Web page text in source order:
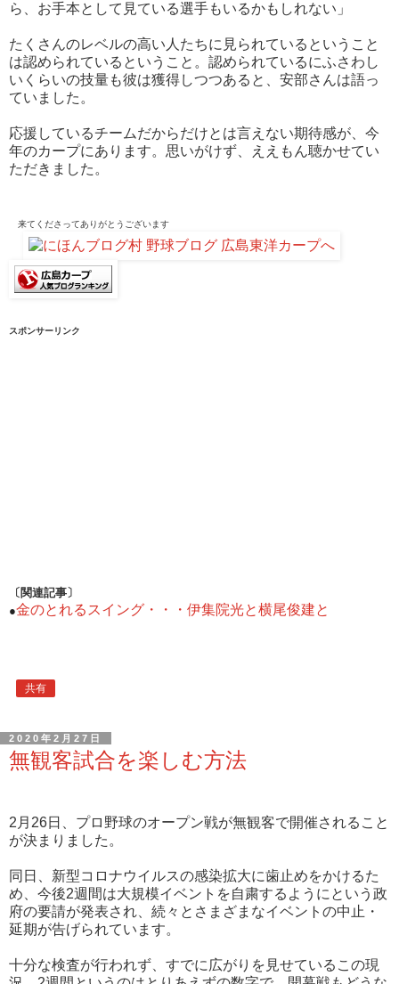
ら、お手本として見ている選手もいるかもしれない」
たくさんのレベルの高い人たちに見られているということ
は認められているということ。認められているにふさわし
いくらいの技量も彼は獲得しつつあると、安部さんは語っ
ていました。
応援しているチームだからだけとは言えない期待感が、今
年のカープにあります。思いがけず、ええもん聴かせてい
ただきました。
来てくださってありがとうございます
スポンサーリンク
〔関連記事〕
●金のとれるスイング・・・伊集院光と横尾俊建と
共有
2020年2月27日
無観客試合を楽しむ方法
2月26日、プロ野球のオープン戦が無観客で開催されること
が決まりました。
同日、新型コロナウイルスの感染拡大に歯止めをかけるた
め、今後2週間は大規模イベントを自粛するようにという政
府の要請が発表され、続々とさまざまなイベントの中止・
延期が告げられています。
十分な検査が行われず、すでに広がりを見せているこの現